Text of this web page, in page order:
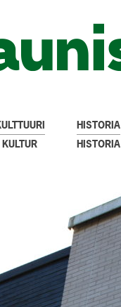
KULTUR
HISTORIA
HISTORIA